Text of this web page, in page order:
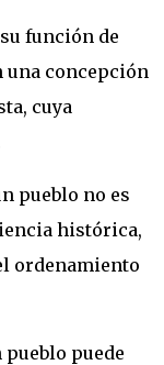
función de
una concepción
cuya
pueblo no es
histórica,
ordenamiento
puede